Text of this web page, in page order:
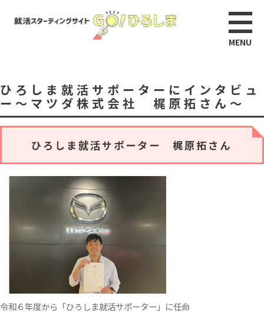
ひろしま就活サポーターにインタビュ
ー～マツダ株式会社 梶原拓さん～
ひろしま就活サポーター 梶原拓さん
令和６年度から「ひろしま就活サポーター」に任命